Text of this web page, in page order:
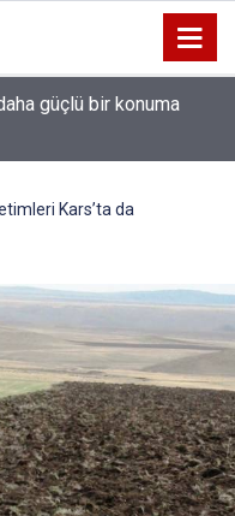
kurucu il başkanlığı
Kars’ta da